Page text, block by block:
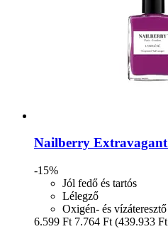
Nailberry
-15%
Jól fedő és tartós
Lélegző
Oxigén- és vízáteresztő
6.599 Ft 7.764 Ft (439.933